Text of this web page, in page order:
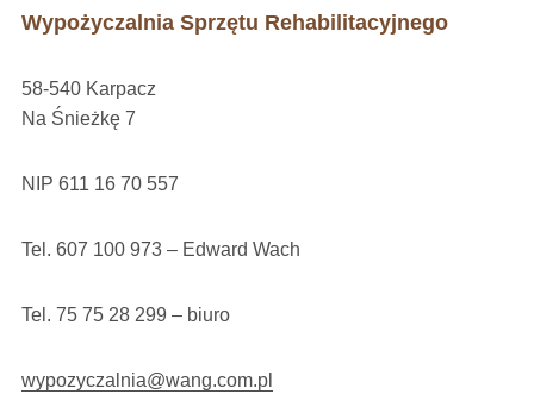
Wypożyczalnia Sprzętu Rehabilitacyjnego
58-540 Karpacz
Na Śnieżkę 7
NIP 611 16 70 557
Tel. 607 100 973 – Edward Wach
Tel. 75 75 28 299 – biuro
wypozyczalnia@wang.com.pl